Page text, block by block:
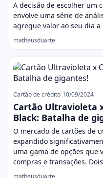
A decisão de escolher um
envolve uma série de
agregue valor ao seu dia
matheusduarte
Cartão de crédito 10/09/2024
Cartão Ultravioleta
Black: Batalha de
O mercado de cartões de
expandido
uma gama de opções que
compras e transações.
matheusduarte